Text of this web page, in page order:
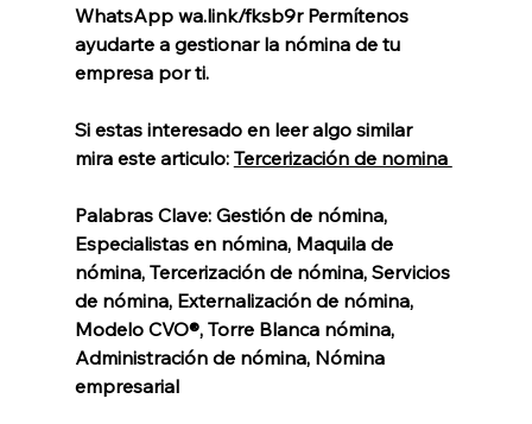
WhatsApp wa.link/fksb9r Permítenos
ayudarte a gestionar la nómina de tu
empresa por ti.
Si estas interesado en leer algo similar
mira este articulo: Tercerización de nomina
Palabras Clave: Gestión de nómina,
Especialistas en nómina, Maquila de
nómina, Tercerización de nómina, Servicios
de nómina, Externalización de nómina,
Modelo CVO®, Torre Blanca nómina,
Administración de nómina, Nómina
empresarial